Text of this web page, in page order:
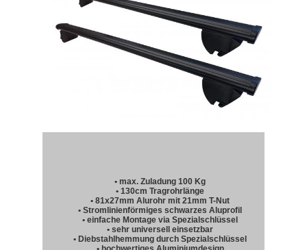
• max. Zuladung 100 Kg
• 130cm Tragrohrlänge
• 81x27mm Alurohr mit 21mm T-Nut
• Stromlinienförmiges schwarzes Aluprofil
• einfache Montage via Spezialschlüssel
• sehr universell einsetzbar
• Diebstahlhemmung durch Spezialschlüssel